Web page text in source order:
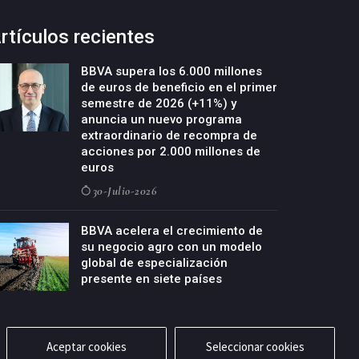
recientes
BBVA supera los 6.000 millones
de euros de beneficio en el primer
semestre de 2026 (+11%) y
anuncia un nuevo programa
extraordinario de recompra de
acciones por 2.000 millones de
euros
30-Julio-2026
BBVA acelera el crecimiento de
su negocio agro con un modelo
global de especialización
presente en siete países
Aceptar cookies Seleccionar cookies